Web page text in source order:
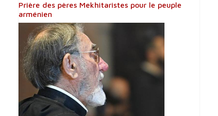
Prière des pères Mekhitaristes pour le peuple
arménien